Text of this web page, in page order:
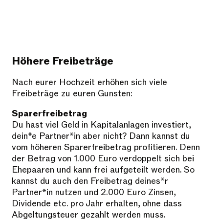
Höhere Freibeträge
Nach eurer Hochzeit erhöhen sich viele
Freibeträge zu euren Gunsten:
Sparerfreibetrag
Du hast viel Geld in Kapitalanlagen investiert,
dein*e Partner*in aber nicht? Dann kannst du
vom höheren Sparerfreibetrag profitieren. Denn
der Betrag von 1.000 Euro verdoppelt sich bei
Ehepaaren und kann frei aufgeteilt werden. So
kannst du auch den Freibetrag deines*r
Partner*in nutzen und 2.000 Euro Zinsen,
Dividende etc. pro Jahr erhalten, ohne dass
Abgeltungsteuer gezahlt werden muss.